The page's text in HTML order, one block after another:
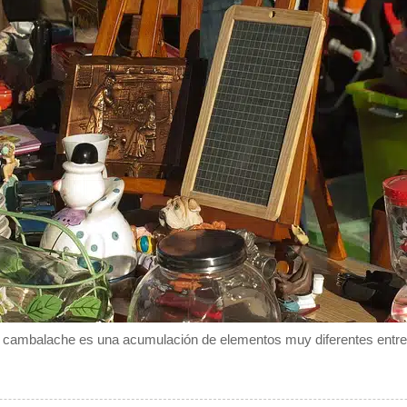
es una acumulación de elementos muy diferentes